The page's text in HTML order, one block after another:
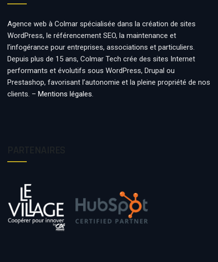
Agence web à Colmar spécialisée dans la création de sites
WordPress, le référencement SEO, la maintenance et
l’infogérance pour entreprises, associations et particuliers.
Depuis plus de 15 ans, Colmar Tech crée des sites Internet
performants et évolutifs sous WordPress, Drupal ou
Prestashop, favorisant l’autonomie et la pleine propriété de nos
clients. – Mentions légales.